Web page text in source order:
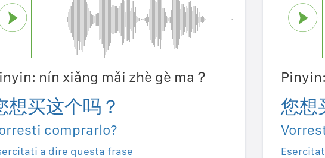
nín xiǎng mǎi zhè gè ma？
想买这个吗？
comprarlo?
a dire questa frase
您想